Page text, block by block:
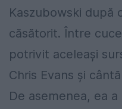
Kaszubowski după
căsătorit. Între
potrivit aceleaşi
Chris Evans şi
De asemenea, ea